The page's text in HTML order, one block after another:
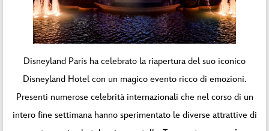
Disneyland Paris ha celebrato la riapertura del suo iconico
Disneyland Hotel con un magico evento ricco di emozioni.
Presenti numerose celebrità internazionali che nel corso di un
intero fine settimana hanno sperimentato le diverse attrattive di